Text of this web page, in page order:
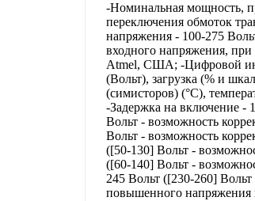
-Номинальная мощность,
переключения обмоток
напряжения - 100-275
входного напряжения,
Atmel, США; -Цифровой
(Вольт), загрузка (% и
(симисторов) (°C),
-Задержка на включение -
Вольт - возможность
Вольт - возможность
([50-130] Вольт -
([60-140] Вольт -
245 Вольт ([230-260]
повышенного напряжения